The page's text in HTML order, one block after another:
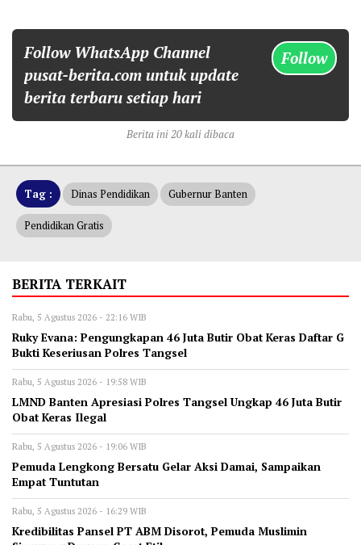
Follow WhatsApp Channel
pusat-berita.com untuk update
berita terbaru setiap hari
Follow
Berita ini 20 kali dibaca
Tag : Dinas Pendidikan Gubernur Banten
Pendidikan Gratis
BERITA TERKAIT
Rabu, 5 Agustus 2026 - 22:16 WIB
‎Ruky Evana: Pengungkapan 46 Juta Butir Obat Keras Daftar G
Bukti Keseriusan Polres Tangsel
Rabu, 5 Agustus 2026 - 19:58 WIB
LMND Banten Apresiasi Polres Tangsel Ungkap 46 Juta Butir
Obat Keras Ilegal
Rabu, 5 Agustus 2026 - 19:06 WIB
Pemuda Lengkong Bersatu Gelar Aksi Damai, Sampaikan
Empat Tuntutan
Rabu, 5 Agustus 2026 - 16:29 WIB
‎Kredibilitas Pansel PT ABM Disorot, Pemuda Muslimin